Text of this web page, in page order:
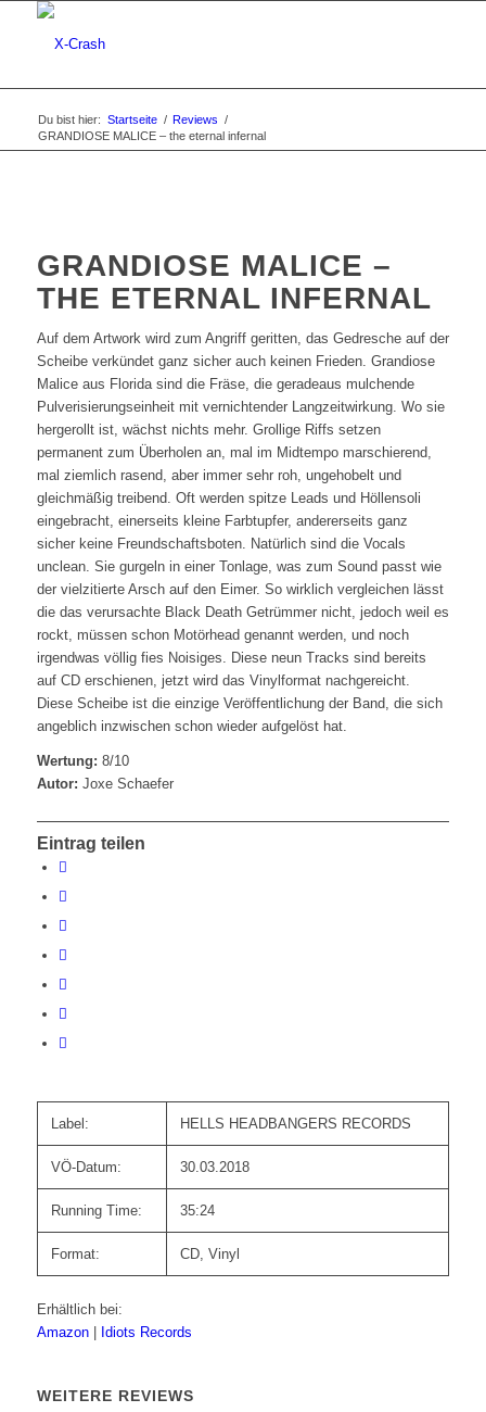
Du bist hier: Startseite / Reviews /
GRANDIOSE MALICE – the eternal infernal
GRANDIOSE MALICE –
THE ETERNAL INFERNAL
Auf dem Artwork wird zum Angriff geritten, das Gedresche auf der
Scheibe verkündet ganz sicher auch keinen Frieden. Grandiose
Malice aus Florida sind die Fräse, die geradeaus mulchende
Pulverisierungseinheit mit vernichtender Langzeitwirkung. Wo sie
hergerollt ist, wächst nichts mehr. Grollige Riffs setzen
permanent zum Überholen an, mal im Midtempo marschierend,
mal ziemlich rasend, aber immer sehr roh, ungehobelt und
gleichmäßig treibend. Oft werden spitze Leads und Höllensoli
eingebracht, einerseits kleine Farbtupfer, andererseits ganz
sicher keine Freundschaftsboten. Natürlich sind die Vocals
unclean. Sie gurgeln in einer Tonlage, was zum Sound passt wie
der vielzitierte Arsch auf den Eimer. So wirklich vergleichen lässt
die das verursachte Black Death Getrümmer nicht, jedoch weil es
rockt, müssen schon Motörhead genannt werden, und noch
irgendwas völlig fies Noisiges. Diese neun Tracks sind bereits
auf CD erschienen, jetzt wird das Vinylformat nachgereicht.
Diese Scheibe ist die einzige Veröffentlichung der Band, die sich
angeblich inzwischen schon wieder aufgelöst hat.
Wertung: 8/10
Autor: Joxe Schaefer
Eintrag teilen
Label: HELLS HEADBANGERS RECORDS
VÖ-Datum: 30.03.2018
Running Time: 35:24
Format: CD, Vinyl
Erhältlich bei:
Amazon
Idiots Records
WEITERE REVIEWS